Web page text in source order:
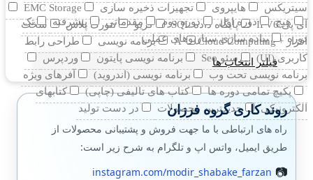
سیتریکس
هایپروی تجهیزات ذخیره سازی
EMC Storage
آی پی IPV6
پایگاه داده SQL کریو نتورک پلاس
سخت
افزار +ACloud Computing برنامه نویسی
طراحی رابط
کاربری (UI)
سئو Seo برنامه نویسی پایتون
وردپرس
برنامه نویسی تحت وب
برنامه نویسی (اندروید)
آفرهای ویژه
پکیچ تمامی دوره ها
کتاب های تالیفی (چاپی)
کتابهای
الکترونیکی
جدیدترین محصولات در دست تولید
هیچ دوره اول دوره دوم مقدماتی پیشرفته
تک
دوره
پیاده سازی سناریوهای عملی
فیلتر انتخاب ها
روند کاری گروه فرزان
راه های ارتباطی با ما جهت فروش و پشتیبانی محصولات از
طریق ایمیل، واتس اپ و تلگرام به شرح زیر است:
instagram.com/modir_shabake_farzan